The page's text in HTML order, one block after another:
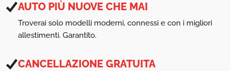
AUTO PIÙ NUOVE CHE MAI
Troverai solo modelli moderni, connessi e con i migliori
allestimenti. Garantito.
CANCELLAZIONE GRATUITA